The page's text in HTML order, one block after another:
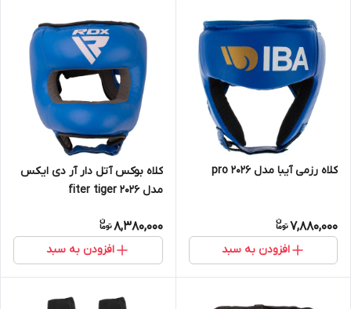
کلاه رزمی آیبا مدل pro 2026
7,880,000
افزودن به سبد
کلاه بوکس آتل دار آر دی ایکس
مدل fiter tiger 2026
8,380,000
افزودن به سبد